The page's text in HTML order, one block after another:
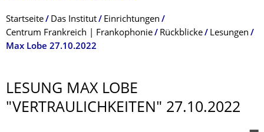
Breadcrumb-Menü
Startseite Das Institut
Einrichtungen
Centrum Frankreich | Frankophonie
Rückblicke
Lesungen
Max Lobe 27.10.2022
LESUNG MAX LOBE
"VERTRAULICHKEI­TEN" 27.10.2022